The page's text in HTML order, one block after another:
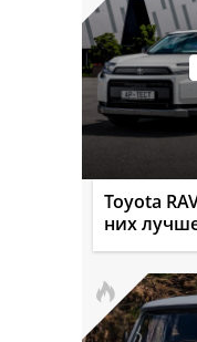
Toyota
них